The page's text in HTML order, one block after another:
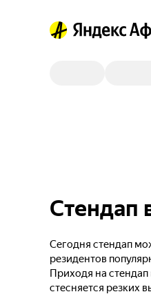
Стендап
Сегодня стендап
резидентов
Приходя на стендап
стесняется резких